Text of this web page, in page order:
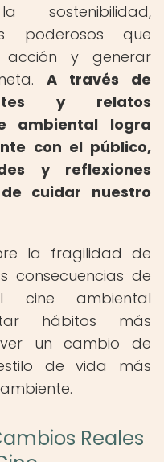
sostenibilidad,
poderosos que
y generar
A través de
y relatos
ambiental logra
con el público,
y reflexiones
cuidar nuestro
la fragilidad de
consecuencias de
cine ambiental
hábitos más
un cambio de
de vida más
Reales